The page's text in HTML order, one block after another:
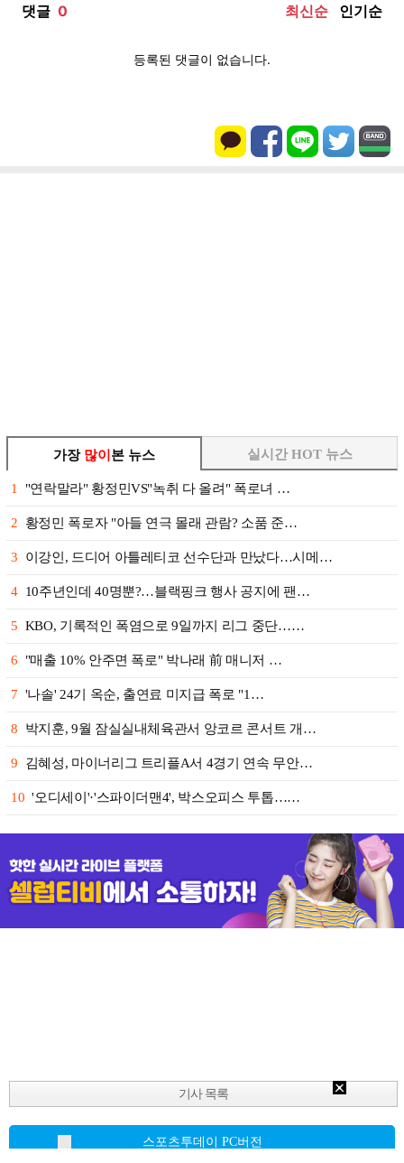
가장 많이 본 뉴스
1 "연락말라" 황정민VS"녹취 다 올려" 폭로녀 …
2 황정민 폭로자 "아들 연극 몰래 관람? 소품 준…
3 이강인, 드디어 아틀레티코 선수단과 만났다…시메…
4 10주년인데 40명뿐?…블랙핑크 행사 공지에 팬…
5 KBO, 기록적인 폭염으로 9일까지 리그 중단……
6 "매출 10% 안주면 폭로" 박나래 前 매니저 …
7 '나솔' 24기 옥순, 출연료 미지급 폭로 "1…
8 박지훈, 9월 잠실실내체육관서 앙코르 콘서트 개…
9 김혜성, 마이너리그 트리플A서 4경기 연속 무안…
10 '오디세이'·'스파이더맨4', 박스오피스 투톱……
실시간 HOT 뉴스
기사 목록
스포츠투데이 PC버전